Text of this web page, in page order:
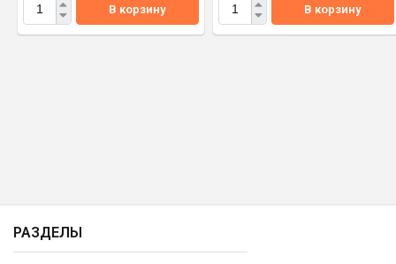
В корзину В корзину
РАЗДЕЛЫ